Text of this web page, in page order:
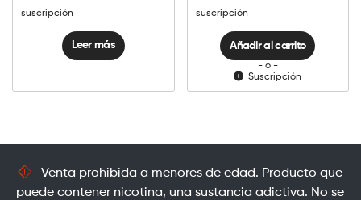
suscripción
Leer más
suscripción
Añadir al carrito
- o -
Suscripción
Venta prohibida a menores de edad. Producto que
puede contener nicotina, una sustancia adictiva. No se